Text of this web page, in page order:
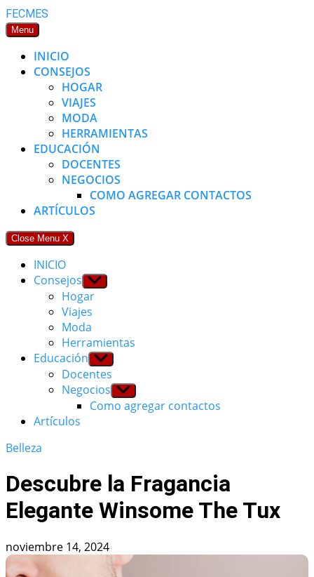
Skip
to
FECMES
Menu
INICIO
CONSEJOS
HOGAR
VIAJES
MODA
HERRAMIENTAS
EDUCACIÓN
DOCENTES
NEGOCIOS
COMO AGREGAR CONTACTOS
ARTÍCULOS
Close Menu X
INICIO
Consejos Show
sub
menu
Hogar
Viajes
Moda
Herramientas
Educación Show
sub
menu
Docentes
Negocios Show
sub
menu
Como agregar contactos
Artículos
Belleza
Descubre la Fragancia
Elegante Winsome The Tux
noviembre 14, 2024